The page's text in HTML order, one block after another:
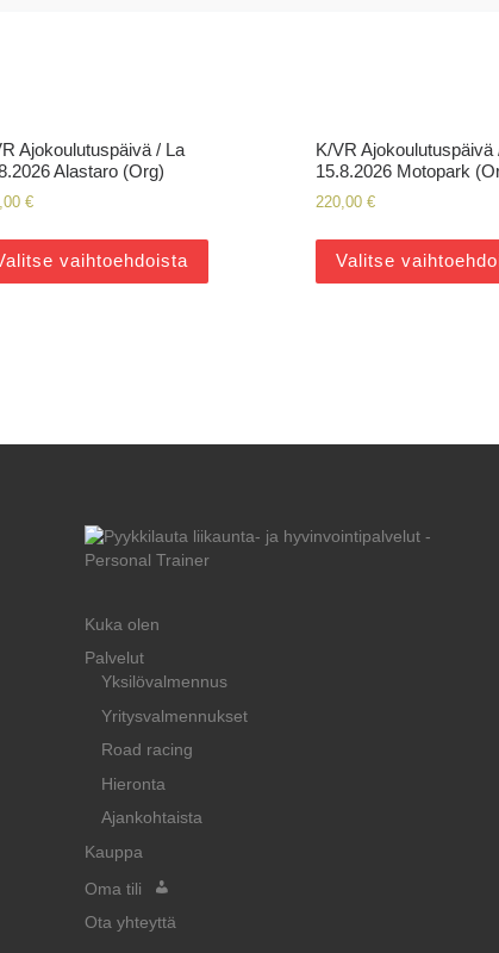
Ajokoulutuspäivä / La
Alastaro (Org)
€
vaihtoehdoista
K/VR Ajokoulutuspäivä
15.8.2026 Motopark
220,00 €
Valitse
Kuka olen
Palvelut
Yksilövalmennus
Yritysvalmennukset
Road racing
Hieronta
Ajankohtaista
Kauppa
Oma tili
Ota yhteyttä